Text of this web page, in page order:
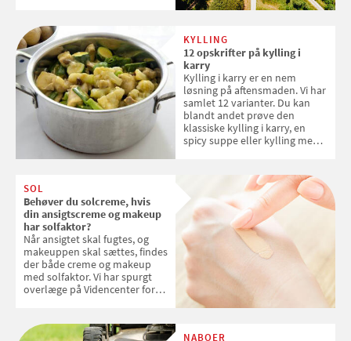
KYLLING
12 opskrifter på kylling i
karry
Kylling i karry er en nem
løsning på aftensmaden. Vi har
samlet 12 varianter. Du kan
blandt andet prøve den
klassiske kylling i karry, en
spicy suppe eller kylling med
SOL
Behøver du solcreme, hvis
din ansigtscreme og makeup
har solfaktor?
Når ansigtet skal fugtes, og
makeuppen skal sættes, findes
der både creme og makeup
med solfaktor. Vi har spurgt
overlæge på Videncenter for
med SPF kan erstatte
NABOER